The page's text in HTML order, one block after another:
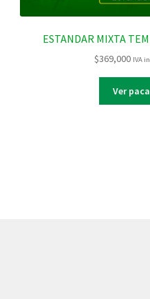
ESTANDAR MIXTA
$369,000 IVA
Ver paca